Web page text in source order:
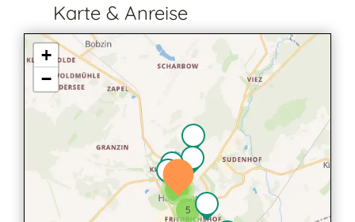
Karte & Anreise
5
4
+
−